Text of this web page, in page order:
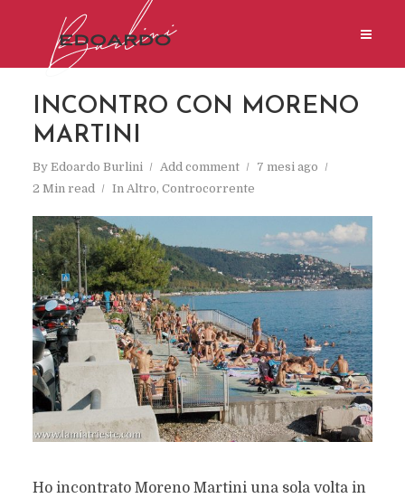
INCONTRO CON MORENO
MARTINI
By Edoardo Burlini Add comment
7 mesi ago
2 Min read
In Altro, Controcorrente
Ho incontrato Moreno Martini una sola volta in